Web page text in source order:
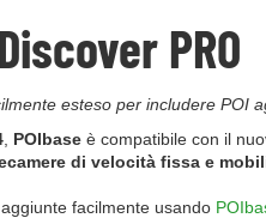
PRO
esteso per includere
POIbase è compatibile con il
di velocità fissa e
facilmente usando